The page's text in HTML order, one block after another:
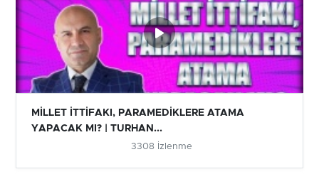
MİLLET İTTİFAKI, PARAMEDİKLERE ATAMA
YAPACAK MI? | TURHAN...
3308 İzlenme